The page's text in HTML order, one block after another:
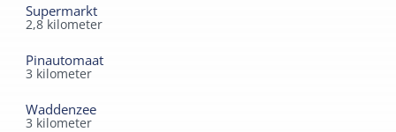
Supermarkt
2,8 kilometer
Pinautomaat
3 kilometer
Waddenzee
3 kilometer